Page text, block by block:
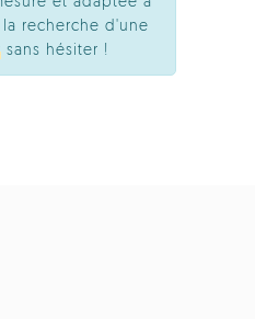
recherche d'une
sans hésiter !